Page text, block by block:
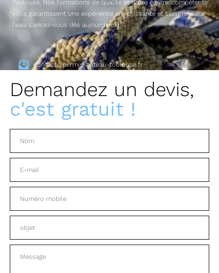
Toulouse. Nos formations de qualité et notre équipe compétente
vous garantissent une expérience enrichissante et sécurisée sur
l’eau. Lancez-vous dès aujourd’hui !
contact@permis-bateau-toulouse.fr
Demandez un devis,
c'est gratuit !